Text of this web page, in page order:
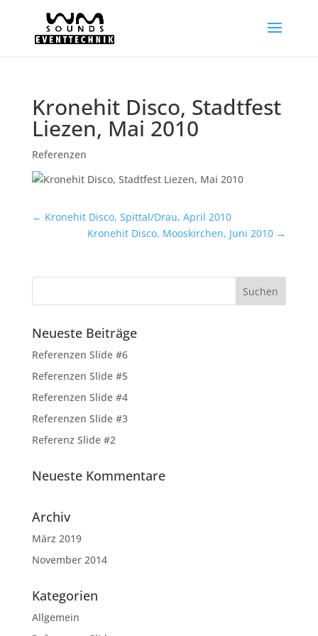
Kronehit Disco, Stadtfest
Liezen, Mai 2010
Referenzen
← Kronehit Disco, Spittal/Drau, April 2010
Kronehit Disco, Mooskirchen, Juni 2010 →
Neueste Beiträge
Referenzen Slide #6
Referenzen Slide #5
Referenzen Slide #4
Referenzen Slide #3
Referenz Slide #2
Neueste Kommentare
Archiv
März 2019
November 2014
Kategorien
Allgemein